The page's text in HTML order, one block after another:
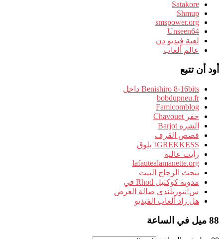
Satakore
Shmup
smspower.org
Unseen64
لعبة فيديو دن
عالم ألعاب
أود أن تتبع
Benishiro 8-16bits داخل
bobdupneu.fr
Famicomblog
حفر Chavouet
الشره Barjot
قصص القرف
iGREKKESS' بلوق
رأيت عالية
lafautealamanette.org
يبحث الزجاج البيت
مدونة كوكتيل Rhod في
س!نيوزيلندي صالة العرض
هل راد ألعاب الفيديو
88 ميل في الساعة